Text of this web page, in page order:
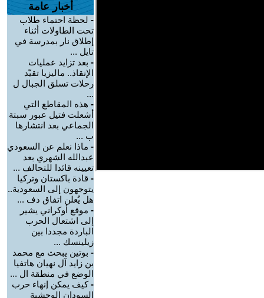
أخبار عامة
- لحظة احتماء طلاب
تحت الطاولات أثناء
إطلاق نار بمدرسة في
تايل ...
- بعد تزايد عمليات
الإنقاذ.. ماليزيا تقيّد
رحلات تسلق الجبال ل
...
- هذه المقاطع التي
أشعلت فتيل عبور سبتة
الجماعي بعد انتشارها
ب ...
- ماذا نعلم عن السعودي
عبدالله الشهري بعد
تعيينه قائدا للتحالف ...
- قادة باكستان وتركيا
يتوجهون إلى السعودية..
هل يُعلن اتفاق دف ...
- موقع أوكراني يشير
إلى اشتعال الحرب
الباردة مجددا بين
زيلينسك ...
- بوتين يبحث مع محمد
بن زايد آل نهيان هاتفيا
الوضع في منطقة ال ...
-كيف يمكن إنهاء حرب
السودان الوحشية